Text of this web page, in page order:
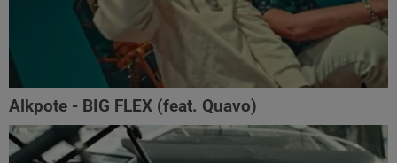
Alkpote - BIG FLEX (feat. Quavo)